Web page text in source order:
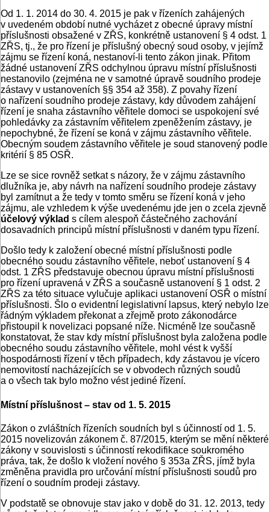
Od 1. 1. 2014 do 30. 4. 2015 je pak v řízeních zahájených
v uvedeném období nutné vycházet z obecné úpravy místní
příslušnosti obsažené v ZŘS, konkrétně ustanovení § 4 odst. 1
ZŘS, tj., že pro řízení je příslušný obecný soud osoby, v jejímž
zájmu se řízení koná, nestanoví-li tento zákon jinak. Přitom
žádné ustanovení ZŘS odchylnou úpravu místní příslušnosti
nestanovilo (zejména ne v samotné úpravě soudního prodeje
zástavy v ustanoveních §§ 354 až 358). Z povahy řízení
o nařízení soudního prodeje zástavy, kdy důvodem zahájení
řízení je snaha zástavního věřitele domoci se uspokojení své
pohledávky za zástavním věřitelem zpeněžením zástavy, je
nepochybné, že řízení se koná v zájmu zástavního věřitele.
Obecným soudem zástavního věřitele je soud stanovený podle
kritérií § 85 OSŘ.
Lze se sice rovněž setkat s názory, že v zájmu zástavního
dlužníka je, aby návrh na nařízení soudního prodeje zástavy
byl zamítnut a že tedy v tomto směru se řízení koná v jeho
zájmu, ale vzhledem k výše uvedenému jde jen o zcela zjevně
účelový výklad s cílem alespoň částečného zachování
dosavadních principů místní příslušnosti v daném typu řízení.
Došlo tedy k založení obecné místní příslušnosti podle
obecného soudu zástavního věřitele, neboť ustanovení § 4
odst. 1 ZŘS představuje obecnou úpravu místní příslušnosti
pro řízení upravená v ZŘS a současně ustanovení § 1 odst. 2
ZŘS za této situace vylučuje aplikaci ustanovení OSŘ o místní
příslušnosti. Šlo o evidentní legislativní lapsus, který nebylo lze
řádným výkladem překonat a zřejmě proto zákonodárce
přistoupil k novelizaci popsané níže. Nicméně lze současně
konstatovat, že stav kdy místní příslušnost byla založena podle
obecného soudu zástavního věřitele, mohl vést k vyšší
hospodárnosti řízení v těch případech, kdy zástavou je vícero
nemovitostí nacházejících se v obvodech různých soudů
a o všech tak bylo možno vést jediné řízení.
Místní příslušnost – stav od 1. 5. 2015
Zákon o zvláštních řízeních soudních byl s účinností od 1. 5.
2015 novelizován zákonem č. 87/2015, kterým se mění některé
zákony v souvislosti s účinností rekodifikace soukromého
práva, tak, že došlo k vložení nového § 353a ZŘS, jímž byla
změněna pravidla pro určování místní příslušnosti soudů pro
řízení o soudním prodeji zástavy.
V podstatě se obnovuje stav jako v době do 31. 12. 2013, tedy